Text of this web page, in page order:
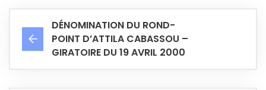
DÉNOMINATION DU ROND-
POINT D’ATTILA CABASSOU –
GIRATOIRE DU 19 AVRIL 2000